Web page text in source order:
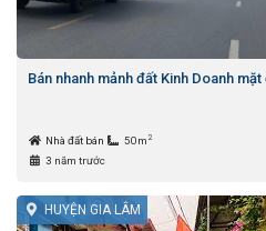
Bán nhanh mảnh đất Kinh Doanh
Nhà đất bán 50m 2
3 năm trước
HUYỆN GIA LÂM